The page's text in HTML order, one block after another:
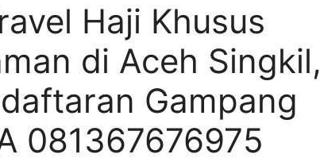
Haji Khusus
di Aceh Singkil,
Gampang
081367676975